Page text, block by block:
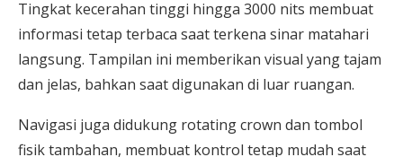
Tingkat kecerahan tinggi hingga 3000 nits membuat
informasi tetap terbaca saat terkena sinar matahari
langsung. Tampilan ini memberikan visual yang tajam
dan jelas, bahkan saat digunakan di luar ruangan.
Navigasi juga didukung rotating crown dan tombol
fisik tambahan, membuat kontrol tetap mudah saat